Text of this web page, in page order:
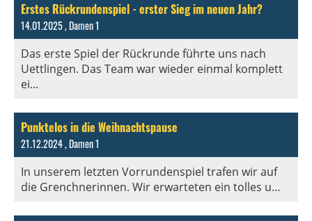
Erstes Rückrundenspiel - erster Sieg im neuen Jahr?
14.01.2025, Damen 1
Das erste Spiel der Rückrunde führte uns nach
Uettlingen. Das Team war wieder einmal komplett
ei...
Punktelos in die Weihnachtspause
21.12.2024, Damen 1
In unserem letzten Vorrundenspiel trafen wir auf
die Grenchnerinnen. Wir erwarteten ein tolles u...